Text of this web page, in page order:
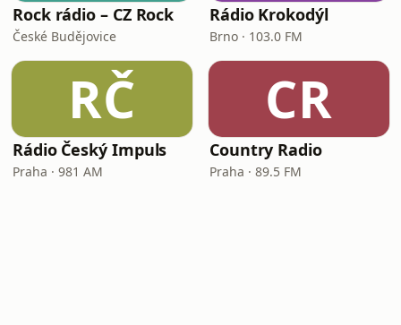
Rock rádio – CZ Rock
České Budějovice
Rádio Krokodýl
Brno · 103.0 FM
RČ
Rádio Český Impuls
Praha · 981 AM
CR
Country Radio
Praha · 89.5 FM